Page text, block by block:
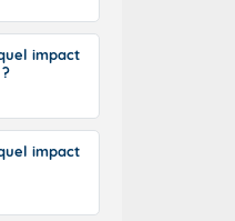
impact
impact